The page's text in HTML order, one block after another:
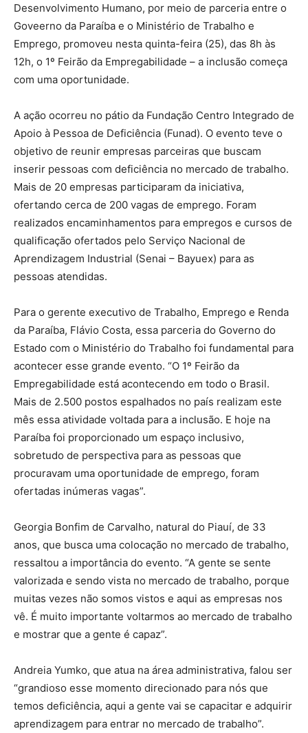
Desenvolvimento Humano, por meio de parceria entre o
Goveerno da Paraíba e o Ministério de Trabalho e
Emprego, promoveu nesta quinta-feira (25), das 8h às
12h, o 1º Feirão da Empregabilidade – a inclusão começa
com uma oportunidade.
A ação ocorreu no pátio da Fundação Centro Integrado de
Apoio à Pessoa de Deficiência (Funad). O evento teve o
objetivo de reunir empresas parceiras que buscam
inserir pessoas com deficiência no mercado de trabalho.
Mais de 20 empresas participaram da iniciativa,
ofertando cerca de 200 vagas de emprego. Foram
realizados encaminhamentos para empregos e cursos de
qualificação ofertados pelo Serviço Nacional de
Aprendizagem Industrial (Senai – Bayuex) para as
pessoas atendidas.
Para o gerente executivo de Trabalho, Emprego e Renda
da Paraíba, Flávio Costa, essa parceria do Governo do
Estado com o Ministério do Trabalho foi fundamental para
acontecer esse grande evento. “O 1º Feirão da
Empregabilidade está acontecendo em todo o Brasil.
Mais de 2.500 postos espalhados no país realizam este
mês essa atividade voltada para a inclusão. E hoje na
Paraíba foi proporcionado um espaço inclusivo,
sobretudo de perspectiva para as pessoas que
procuravam uma oportunidade de emprego, foram
ofertadas inúmeras vagas”.
Georgia Bonfim de Carvalho, natural do Piauí, de 33
anos, que busca uma colocação no mercado de trabalho,
ressaltou a importância do evento. “A gente se sente
valorizada e sendo vista no mercado de trabalho, porque
muitas vezes não somos vistos e aqui as empresas nos
vê. É muito importante voltarmos ao mercado de trabalho
e mostrar que a gente é capaz”.
Andreia Yumko, que atua na área administrativa, falou ser
“grandioso esse momento direcionado para nós que
temos deficiência, aqui a gente vai se capacitar e adquirir
aprendizagem para entrar no mercado de trabalho”.